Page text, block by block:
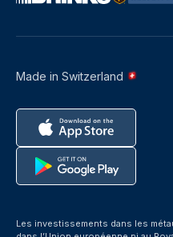
Made in Switzerland
Les investissements dans les